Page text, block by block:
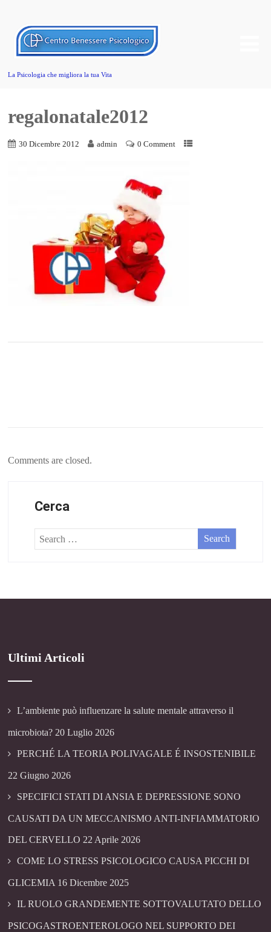
La Psicologia che migliora la tua Vita
regalonatale2012
30 Dicembre 2012 admin 0 Comment
Comments are closed.
Cerca
Ultimi Articoli
L’ambiente può influenzare la salute mentale attraverso il
microbiota? 20 Luglio 2026
PERCHÉ LA TEORIA POLIVAGALE É INSOSTENIBILE
22 Giugno 2026
SPECIFICI STATI DI ANSIA E DEPRESSIONE SONO
CAUSATI DA UN MECCANISMO ANTI-INFIAMMATORIO
DEL CERVELLO 22 Aprile 2026
COME LO STRESS PSICOLOGICO CAUSA PICCHI DI
GLICEMIA 16 Dicembre 2025
IL RUOLO GRANDEMENTE SOTTOVALUTATO DELLO
PSICOGASTROENTEROLOGO NEL SUPPORTO DEI